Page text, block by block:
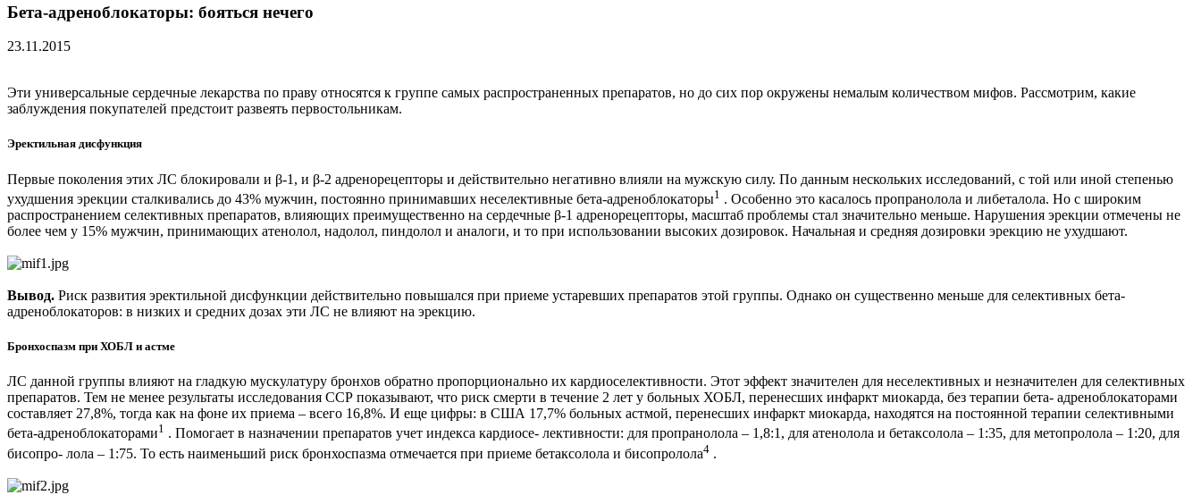
Бета-адреноблокаторы: бояться нечего
23.11.2015
Эти универсальные сердечные лекарства по праву относятся к группе самых распространенных препаратов, но до сих пор окружены немалым количеством мифов. Рассмотрим, какие
заблуждения покупателей предстоит развеять первостольникам.
Эректильная дисфункция
Первые поколения этих ЛС блокировали и β-1, и β-2 адренорецепторы и действительно негативно влияли на мужскую силу. По данным нескольких исследований, с той или иной степенью
ухудшения эрекции сталкивались до 43% мужчин, постоянно принимавших неселективные бета-адреноблокаторы1 . Особенно это касалось пропранолола и либеталола. Но с широким
распространением селективных препаратов, влияющих преимущественно на сердечные β-1 адренорецепторы, масштаб проблемы стал значительно меньше. Нарушения эрекции отмечены не
более чем у 15% мужчин, принимающих атенолол, надолол, пиндолол и аналоги, и то при использовании высоких дозировок. Начальная и средняя дозировки эрекцию не ухудшают.
Вывод. Риск развития эректильной дисфункции действительно повышался при приеме устаревших препаратов этой группы. Однако он существенно меньше для селективных бета-
адреноблокаторов: в низких и средних дозах эти ЛС не влияют на эрекцию.
Бронхоспазм при ХОБЛ и астме
ЛС данной группы влияют на гладкую мускулатуру бронхов обратно пропорционально их кардиоселективности. Этот эффект значителен для неселективных и незначителен для селективных
препаратов. Тем не менее результаты исследования ССР показывают, что риск смерти в течение 2 лет у больных ХОБЛ, перенесших инфаркт миокарда, без терапии бета- адреноблокаторами
составляет 27,8%, тогда как на фоне их приема – всего 16,8%. И еще цифры: в США 17,7% больных астмой, перенесших инфаркт миокарда, находятся на постоянной терапии селективными
бета-адреноблокаторами1 . Помогает в назначении препаратов учет индекса кардиосе- лективности: для пропранолола – 1,8:1, для атенолола и бетаксолола – 1:35, для метопролола – 1:20, для
бисопро- лола – 1:75. То есть наименьший риск бронхоспазма отмечается при приеме бетаксолола и бисопролола4 .